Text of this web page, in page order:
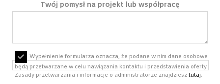
Twój pomysł na projekt lub współpracę
Wypełnienie formularza oznacza, że podane w nim dane osobowe
będą przetwarzane w celu nawiązania kontaktu i przedstawienia oferty.
Zasady przetwarzania i informacje o administratorze znajdziesztutaj.